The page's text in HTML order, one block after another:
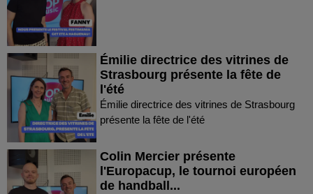
Émilie directrice des vitrines de
Strasbourg présente la fête de
l'été
Émilie directrice des vitrines de Strasbourg
présente la fête de l'été
Colin Mercier présente
l'Europacup, le tournoi européen
de handball...